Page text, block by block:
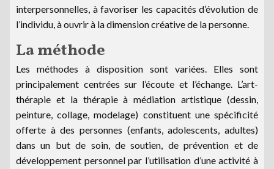
interpersonnelles, à favoriser les capacités d’évolution de
l’individu, à ouvrir à la dimension créative de la personne.
La méthode
Les méthodes à disposition sont variées. Elles sont
principalement centrées sur l’écoute et l’échange. L’art-
thérapie et la thérapie à médiation artistique (dessin,
peinture, collage, modelage) constituent une spécificité
offerte à des personnes (enfants, adolescents, adultes)
dans un but de soin, de soutien, de prévention et de
développement personnel par l’utilisation d’une activité à